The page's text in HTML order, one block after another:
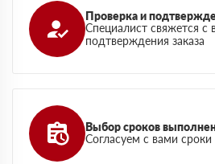
Проверка и
Специалист свяжется с
подтверждения заказа
Выбор сроков
Согласуем с вами